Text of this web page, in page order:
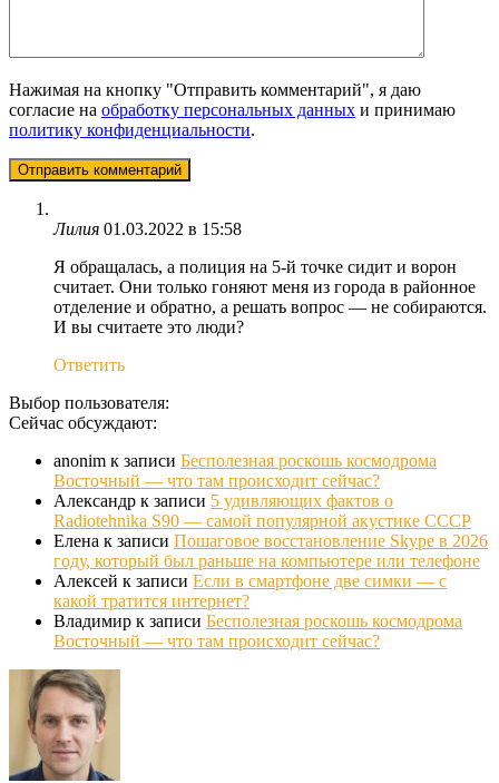
Нажимая на кнопку "Отправить комментарий", я даю
согласие на обработку персональных данных и принимаю
политику конфиденциальности.
Лилия 01.03.2022 в 15:58
Я обращалась, а полиция на 5-й точке сидит и ворон
считает. Они только гоняют меня из города в районное
отделение и обратно, а решать вопрос — не собираются.
И вы считаете это люди?
Ответить
Выбор пользователя:
Сейчас обсуждают:
anonim к записи Бесполезная роскошь космодрома
Восточный — что там происходит сейчас?
Александр к записи 5 удивляющих фактов о
Radiotehnika S90 — самой популярной акустике СССР
Елена к записи Пошаговое восстановление Skype в 2026
году, который был раньше на компьютере или телефоне
Алексей к записи Если в смартфоне две симки — с
какой тратится интернет?
Владимир к записи Бесполезная роскошь космодрома
Восточный — что там происходит сейчас?